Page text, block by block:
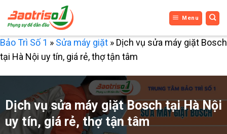
qua
nội
dung
Menu
Bảo Trì Số 1 » Sửa máy giặt » Dịch vụ sửa máy giặt Bosch
tại Hà Nội uy tín, giá rẻ, thợ tận tâm
Dịch vụ sửa máy giặt Bosch tại Hà Nội
uy tín, giá rẻ, thợ tận tâm